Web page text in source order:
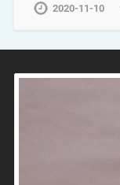
2020-11-10